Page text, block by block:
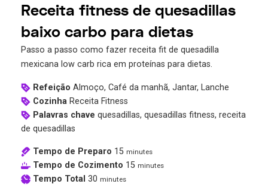
Receita fitness de quesadillas
baixo carbo para dietas
Passo a passo como fazer receita fit de quesadilla
mexicana low carb rica em proteínas para dietas.
Refeição Almoço, Café da manhã, Jantar, Lanche
Cozinha Receita Fitness
Palavras chave quesadillas, quesadillas fitness, receita
de quesadillas
Tempo de Preparo 15 minutes
Tempo de Cozimento 15 minutes
Tempo Total 30 minutes